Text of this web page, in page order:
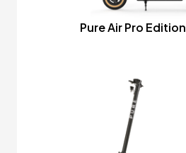
Pure Air Pro